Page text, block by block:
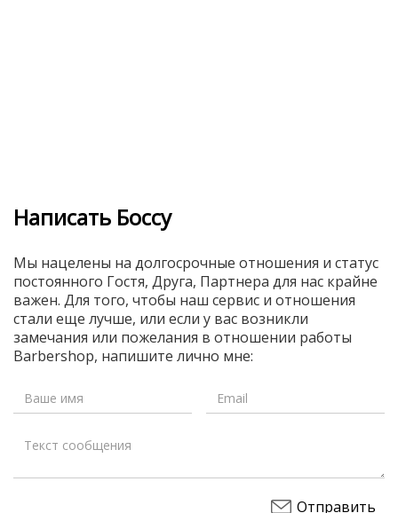
Написать Боссу
Мы нацелены на долгосрочные отношения и статус
постоянного Гостя, Друга, Партнера для нас крайне
важен. Для того, чтобы наш сервис и отношения
стали еще лучше, или если у вас возникли
замечания или пожелания в отношении работы
Barbershop, напишите лично мне: